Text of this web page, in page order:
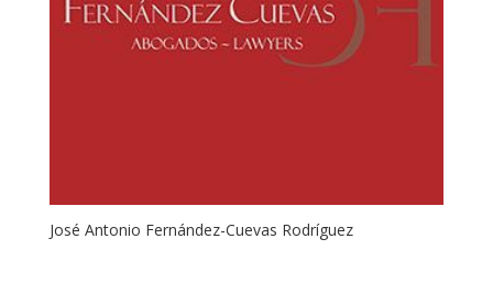
José Antonio Fernández-Cuevas Rodríguez